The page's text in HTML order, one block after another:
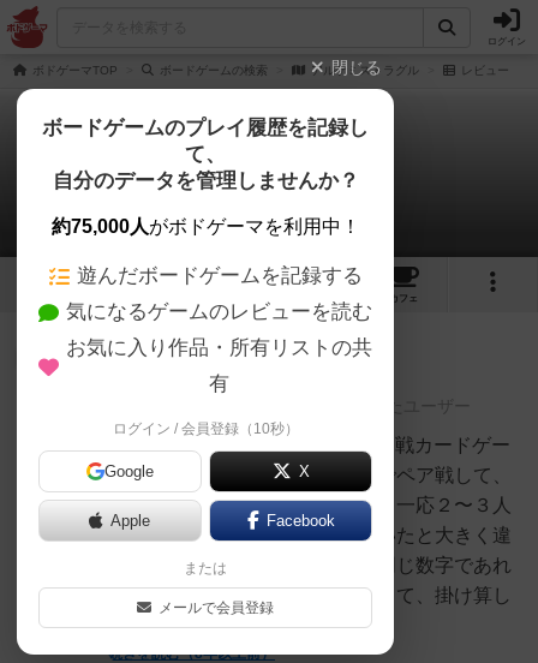
ログイン
ボドゲーマTOP ボードゲームの検索 アルケミストラグル レビュー
アルケミストラグル
1件のレビュー
2 1
カフェ
119名
レーティングが非公開に設定されたユーザー
5/10ごいたの進化系のようなペア戦カードゲー
ム。基本はごいたみたいに４人でペア戦して、
カードを出し切れば得点が入る。一応２〜３人
でもできるがメインは４人。ごいたと大きく違
うのが、前の人が出した数字を同じ数字であれ
ば出す際に、複数のカードを使って、掛け算し
ても出すことができ...
続きを読む（8年以上前）
閉じる
ボードゲームのプレイ履歴を記録し
て、
自分のデータを管理しませんか？
約75,000人がボドゲーマを利用中！
遊んだボードゲームを記録する
気になるゲームのレビューを読む
お気に入り作品・所有リストの共
有
ログイン / 会員登録（10秒）
Google X
Apple Facebook
または
メールで会員登録